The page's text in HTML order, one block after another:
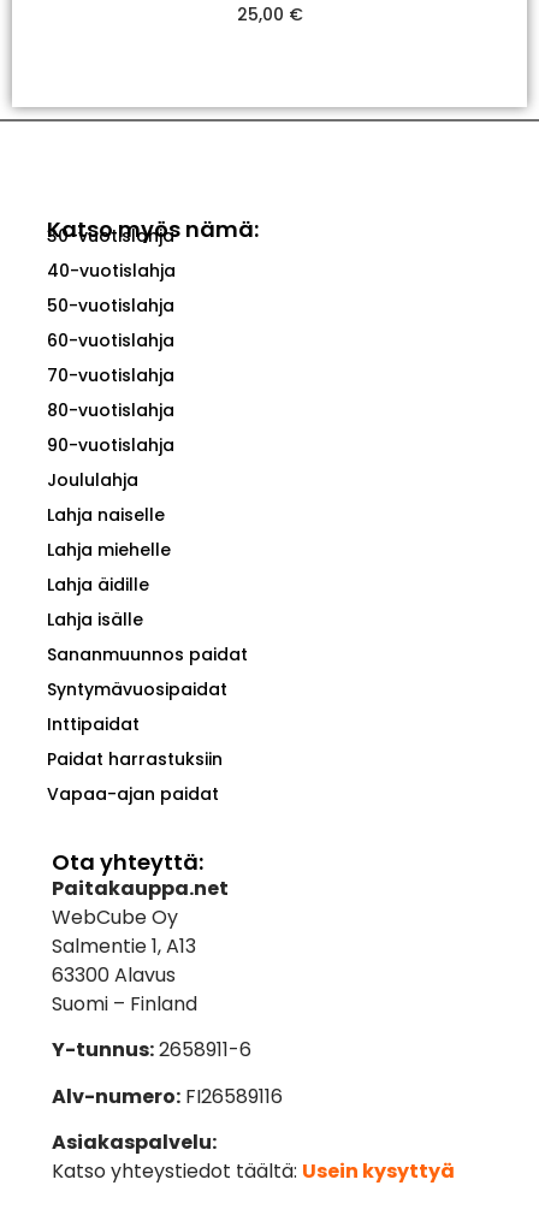
25,00 €
Katso myös nämä:
30-vuotislahja
40-vuotislahja
50-vuotislahja
60-vuotislahja
70-vuotislahja
80-vuotislahja
90-vuotislahja
Joululahja
Lahja naiselle
Lahja miehelle
Lahja äidille
Lahja isälle
Sananmuunnos paidat
Syntymävuosipaidat
Inttipaidat
Paidat harrastuksiin
Vapaa-ajan paidat
Ota yhteyttä:
Paitakauppa.net
WebCube Oy
Salmentie 1, A13
63300 Alavus
Suomi – Finland
Y-tunnus:2658911-6
Alv-numero:FI26589116
Asiakaspalvelu:
Katso yhteystiedot täältä: Usein kysyttyä